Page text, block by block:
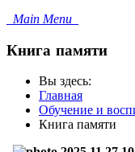
Main Menu
Книга памяти
Вы здесь:
Главная
Обучение и
Книга памяти